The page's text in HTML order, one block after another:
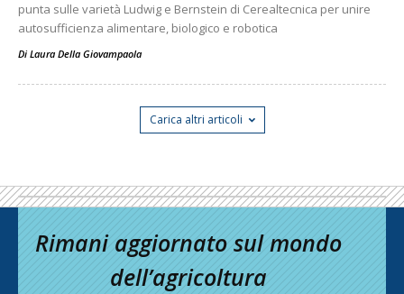
punta sulle varietà Ludwig e Bernstein di Cerealtecnica per unire
autosufficienza alimentare, biologico e robotica
Di Laura Della Giovampaola
Carica altri articoli
Rimani aggiornato sul mondo
dell’agricoltura